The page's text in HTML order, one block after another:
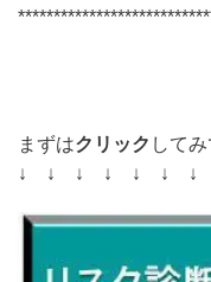
まずはクリック して
↓ ↓ ↓ ↓ ↓ ↓ ↓